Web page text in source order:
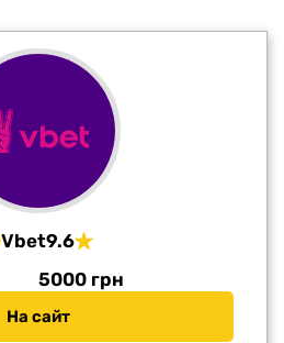
Vbet9.6
5000 грн
На сайт